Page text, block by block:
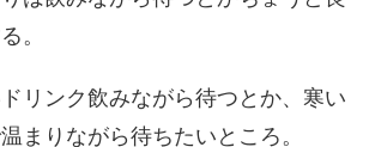
。
リンク飲みながら待つとか、寒い
まりながら待ちたいところ。